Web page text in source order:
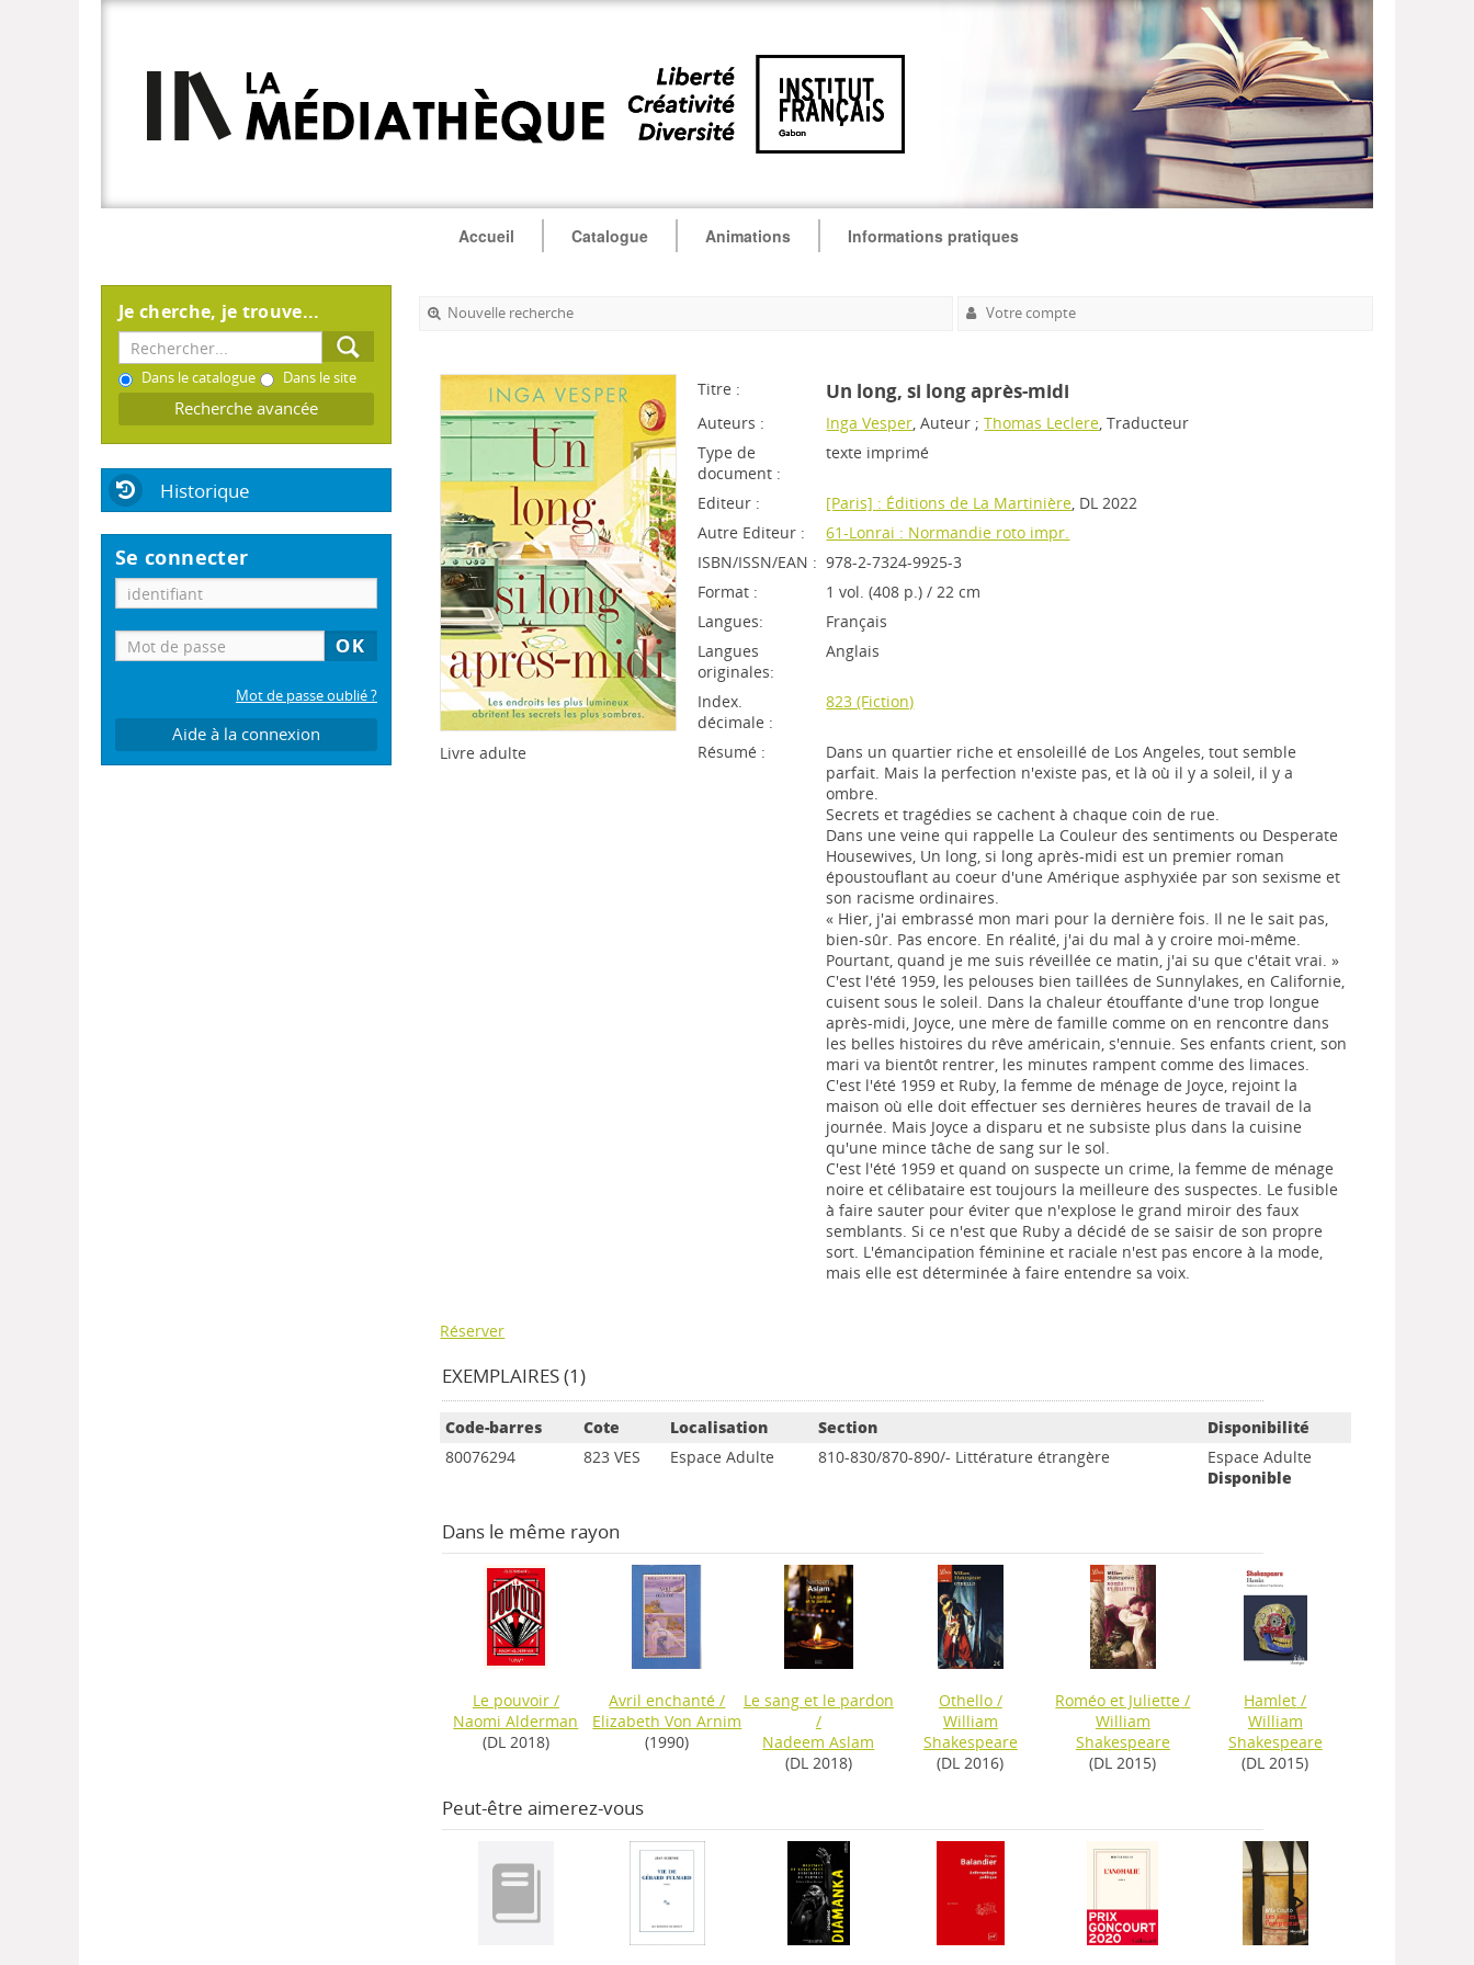
Accueil Catalogue Animations Informations pratiques
Je cherche, je trouve...
Dans le catalogue Dans le site
Recherche avancée
Historique
Se connecter
Mot de passe oublié ?
Aide à la connexion
Nouvelle recherche Votre compte
Livre adulte
Titre : Un long, si long après-midi
Auteurs : Inga Vesper, Auteur ;Thomas Leclere, Traducteur
Type de
document :
texte imprimé
Editeur : [Paris] : Éditions de La Martinière, DL 2022
Autre Editeur :
61-Lonrai : Normandie roto impr.
ISBN/ISSN/EAN : 978-2-7324-9925-3
Format :
1 vol. (408 p.) / 22 cm
Langues:
Français
Langues
originales:
Anglais
Index.
décimale :
823 (Fiction)
Résumé :
Dans un quartier riche et ensoleillé de Los Angeles, tout semble
parfait. Mais la perfection n'existe pas, et là où il y a soleil, il y a
ombre.
Secrets et tragédies se cachent à chaque coin de rue.
Dans une veine qui rappelle La Couleur des sentiments ou Desperate
Housewives, Un long, si long après-midi est un premier roman
époustouflant au coeur d'une Amérique asphyxiée par son sexisme et
son racisme ordinaires.
« Hier, j'ai embrassé mon mari pour la dernière fois. Il ne le sait pas,
bien-sûr. Pas encore. En réalité, j'ai du mal à y croire moi-même.
Pourtant, quand je me suis réveillée ce matin, j'ai su que c'était vrai. »
C'est l'été 1959, les pelouses bien taillées de Sunnylakes, en Californie,
cuisent sous le soleil. Dans la chaleur étouffante d'une trop longue
après-midi, Joyce, une mère de famille comme on en rencontre dans
les belles histoires du rêve américain, s'ennuie. Ses enfants crient, son
mari va bientôt rentrer, les minutes rampent comme des limaces.
C'est l'été 1959 et Ruby, la femme de ménage de Joyce, rejoint la
maison où elle doit effectuer ses dernières heures de travail de la
journée. Mais Joyce a disparu et ne subsiste plus dans la cuisine
qu'une mince tâche de sang sur le sol.
C'est l'été 1959 et quand on suspecte un crime, la femme de ménage
noire et célibataire est toujours la meilleure des suspectes. Le fusible
à faire sauter pour éviter que n'explose le grand miroir des faux
semblants. Si ce n'est que Ruby a décidé de se saisir de son propre
sort. L'émancipation féminine et raciale n'est pas encore à la mode,
mais elle est déterminée à faire entendre sa voix.
Réserver
EXEMPLAIRES (1)
Code-barres Cote Localisation Section
Disponibilité
80076294
823 VES Espace Adulte 810-830/870-890/- Littérature étrangère
Espace Adulte
Disponible
Dans le même rayon
Le pouvoir/
Naomi Alderman
(DL 2018)
Avril enchanté /
Elizabeth Von Arnim
(1990)
Le sang et le pardon
/
Nadeem Aslam
(DL 2018)
Othello/
William
Shakespeare
(DL 2016)
Roméo et Juliette /
William
Shakespeare
(DL 2015)
Hamlet /
William
Shakespeare
(DL 2015)
Peut-être aimerez-vous